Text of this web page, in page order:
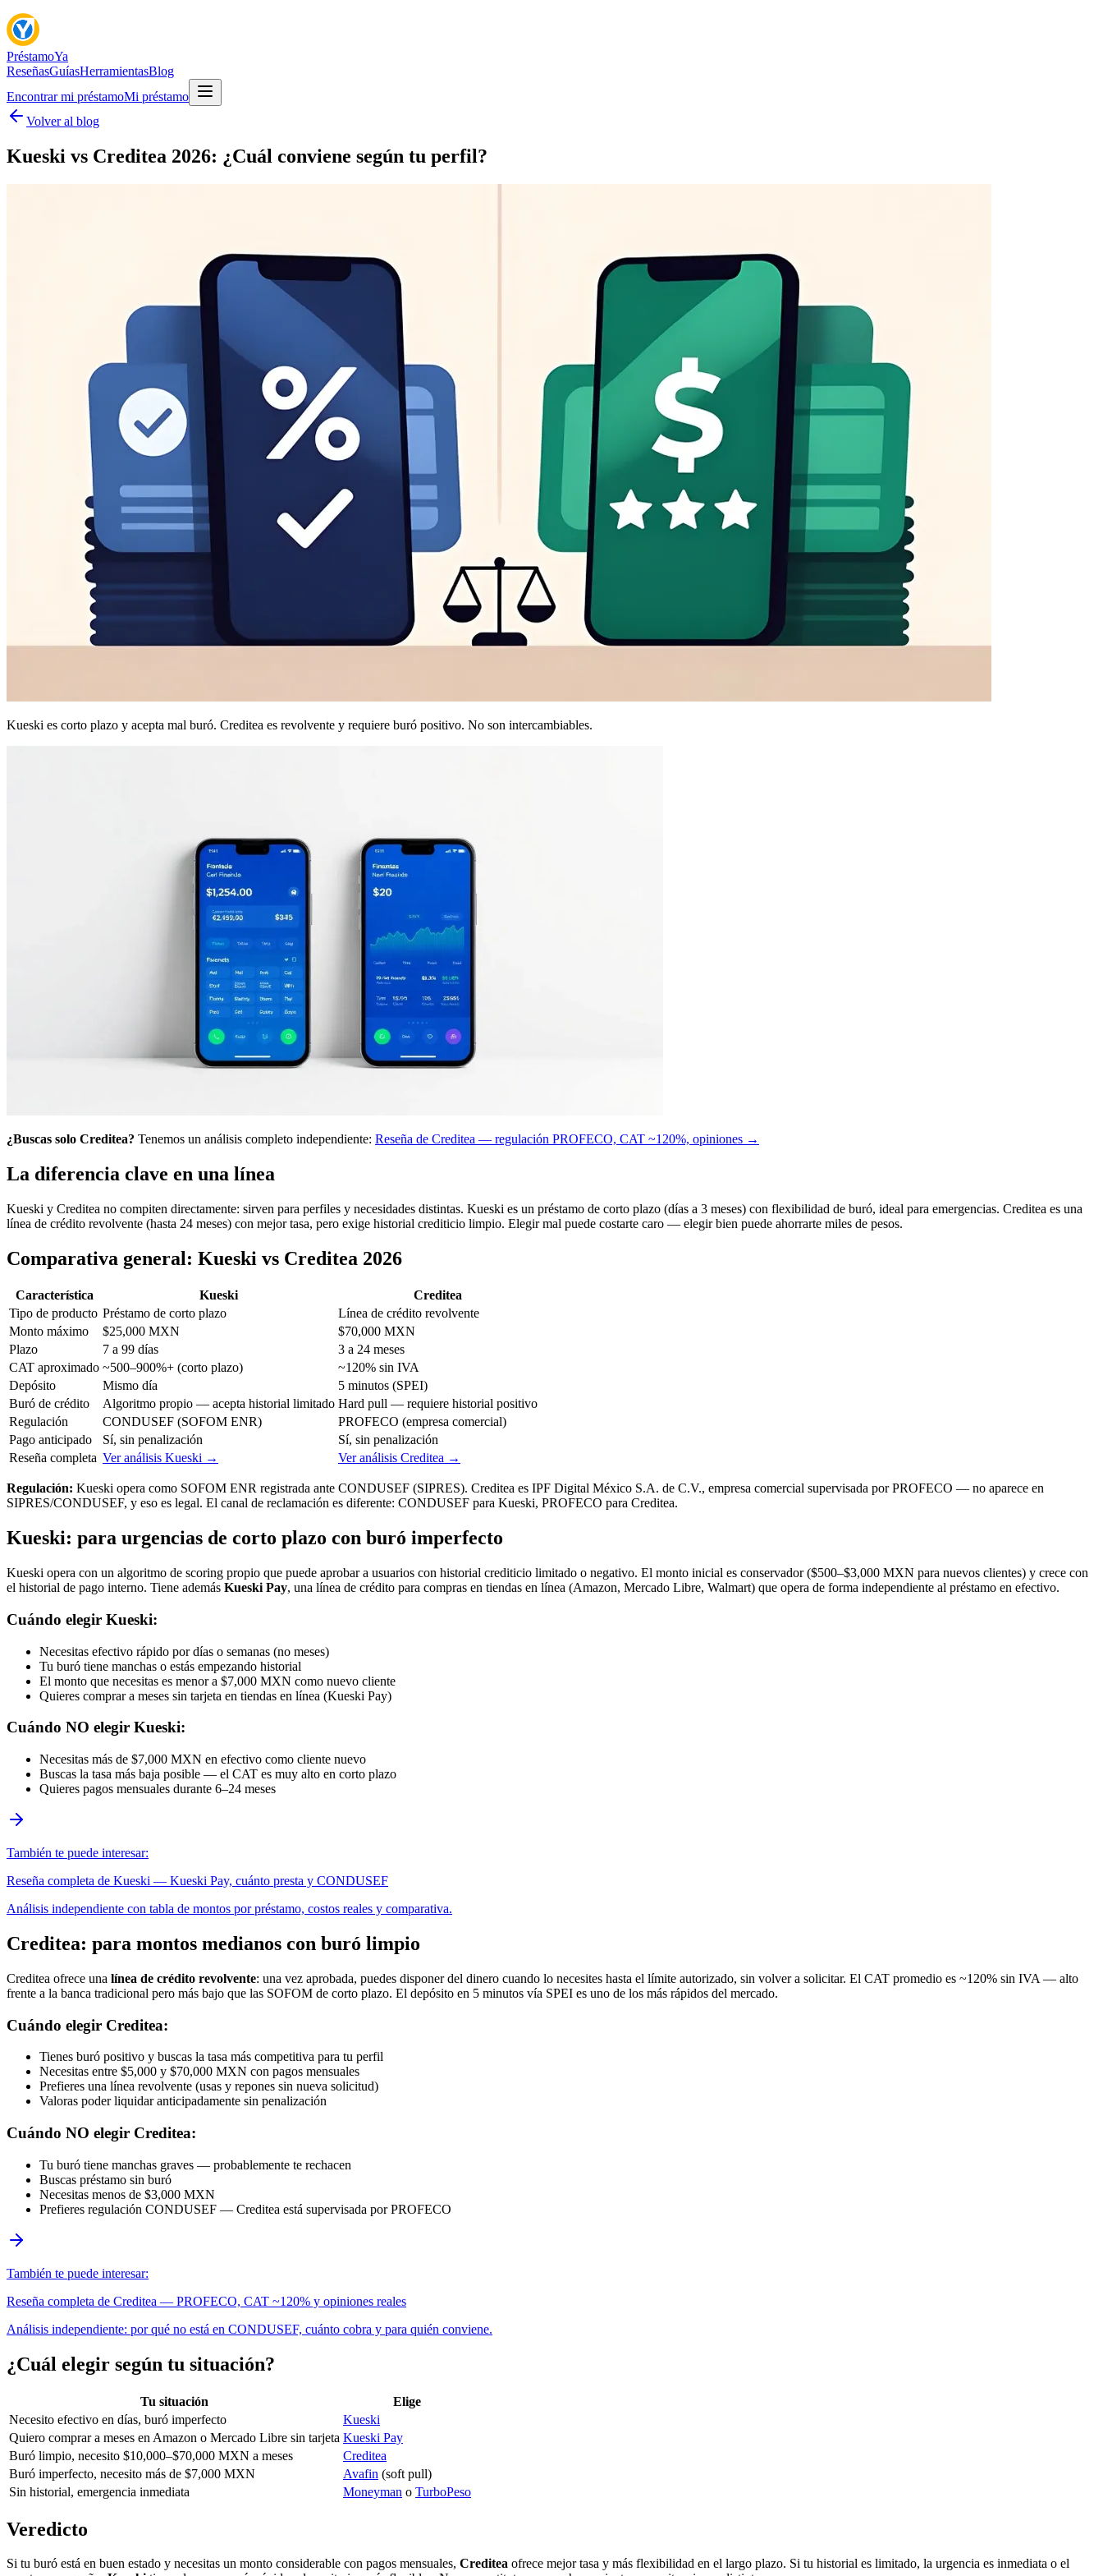
PréstamoYa
ReseñasGuíasHerramientasBlog
Encontrar mi préstamoMi préstamo
Volver al blog
Kueski vs Creditea 2026: ¿Cuál conviene según tu perfil?
Kueski es corto plazo y acepta mal buró. Creditea es revolvente y requiere buró positivo. No son intercambiables.
¿Buscas solo Creditea? Tenemos un análisis completo independiente: Reseña de Creditea — regulación PROFECO, CAT ~120%, opiniones →
La diferencia clave en una línea
Kueski y Creditea no compiten directamente: sirven para perfiles y necesidades distintas. Kueski es un préstamo de corto plazo (días a 3 meses) con flexibilidad de buró, ideal para emergencias. Creditea es una
línea de crédito revolvente (hasta 24 meses) con mejor tasa, pero exige historial crediticio limpio. Elegir mal puede costarte caro — elegir bien puede ahorrarte miles de pesos.
Comparativa general: Kueski vs Creditea 2026
Característica Kueski
Creditea
Tipo de producto Préstamo de corto plazo
Línea de crédito revolvente
Monto máximo
$25,000 MXN
$70,000 MXN
Plazo
7 a 99 días
3 a 24 meses
CAT aproximado ~500–900%+ (corto plazo)
~120% sin IVA
Depósito
Mismo día
5 minutos (SPEI)
Buró de crédito
Algoritmo propio — acepta historial limitado Hard pull — requiere historial positivo
Regulación
CONDUSEF (SOFOM ENR)
PROFECO (empresa comercial)
Pago anticipado
Sí, sin penalización
Sí, sin penalización
Reseña completa Ver análisis Kueski → Ver análisis Creditea →
Regulación: Kueski opera como SOFOM ENR registrada ante CONDUSEF (SIPRES). Creditea es IPF Digital México S.A. de C.V., empresa comercial supervisada por PROFECO — no aparece en
SIPRES/CONDUSEF, y eso es legal. El canal de reclamación es diferente: CONDUSEF para Kueski, PROFECO para Creditea.
Kueski: para urgencias de corto plazo con buró imperfecto
Kueski opera con un algoritmo de scoring propio que puede aprobar a usuarios con historial crediticio limitado o negativo. El monto inicial es conservador ($500–$3,000 MXN para nuevos clientes) y crece con
el historial de pago interno. Tiene además Kueski Pay, una línea de crédito para compras en tiendas en línea (Amazon, Mercado Libre, Walmart) que opera de forma independiente al préstamo en efectivo.
Cuándo elegir Kueski:
Necesitas efectivo rápido por días o semanas (no meses)
Tu buró tiene manchas o estás empezando historial
El monto que necesitas es menor a $7,000 MXN como nuevo cliente
Quieres comprar a meses sin tarjeta en tiendas en línea (Kueski Pay)
Cuándo NO elegir Kueski:
Necesitas más de $7,000 MXN en efectivo como cliente nuevo
Buscas la tasa más baja posible — el CAT es muy alto en corto plazo
Quieres pagos mensuales durante 6–24 meses
También te puede interesar:
Reseña completa de Kueski — Kueski Pay, cuánto presta y CONDUSEF
Análisis independiente con tabla de montos por préstamo, costos reales y comparativa.
Creditea: para montos medianos con buró limpio
Creditea ofrece una línea de crédito revolvente: una vez aprobada, puedes disponer del dinero cuando lo necesites hasta el límite autorizado, sin volver a solicitar. El CAT promedio es ~120% sin IVA — alto
frente a la banca tradicional pero más bajo que las SOFOM de corto plazo. El depósito en 5 minutos vía SPEI es uno de los más rápidos del mercado.
Cuándo elegir Creditea:
Tienes buró positivo y buscas la tasa más competitiva para tu perfil
Necesitas entre $5,000 y $70,000 MXN con pagos mensuales
Prefieres una línea revolvente (usas y repones sin nueva solicitud)
Valoras poder liquidar anticipadamente sin penalización
Cuándo NO elegir Creditea:
Tu buró tiene manchas graves — probablemente te rechacen
Buscas préstamo sin buró
Necesitas menos de $3,000 MXN
Prefieres regulación CONDUSEF — Creditea está supervisada por PROFECO
También te puede interesar:
Reseña completa de Creditea — PROFECO, CAT ~120% y opiniones reales
Análisis independiente: por qué no está en CONDUSEF, cuánto cobra y para quién conviene.
¿Cuál elegir según tu situación?
Tu situación
Elige
Necesito efectivo en días, buró imperfecto
Kueski
Quiero comprar a meses en Amazon o Mercado Libre sin tarjeta Kueski Pay
Buró limpio, necesito $10,000–$70,000 MXN a meses
Creditea
Buró imperfecto, necesito más de $7,000 MXN
Avafin (soft pull)
Sin historial, emergencia inmediata
Moneyman o TurboPeso
Veredicto
Si tu buró está en buen estado y necesitas un monto considerable con pagos mensuales, Creditea ofrece mejor tasa y más flexibilidad en el largo plazo. Si tu historial es limitado, la urgencia es inmediata o el